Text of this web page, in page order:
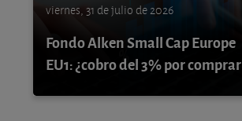
viernes, 31 de julio de 2026
Fondo Alken Small Cap Europe
EU1: ¿cobro del 3% por